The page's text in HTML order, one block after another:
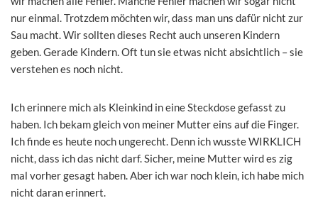
nur einmal. Trotzdem möchten wir, dass man uns dafür nicht zur
Sau macht. Wir sollten dieses Recht auch unseren Kindern
geben. Gerade Kindern. Oft tun sie etwas nicht absichtlich – sie
verstehen es noch nicht.
Ich erinnere mich als Kleinkind in eine Steckdose gefasst zu
haben. Ich bekam gleich von meiner Mutter eins auf die Finger.
Ich finde es heute noch ungerecht. Denn ich wusste WIRKLICH
nicht, dass ich das nicht darf. Sicher, meine Mutter wird es zig
mal vorher gesagt haben. Aber ich war noch klein, ich habe mich
nicht daran erinnert.